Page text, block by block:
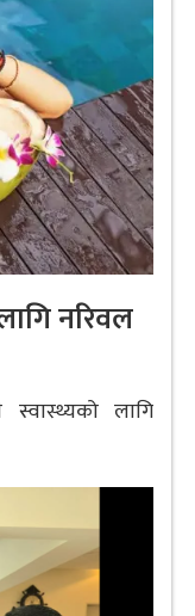
नरिवल
लागि